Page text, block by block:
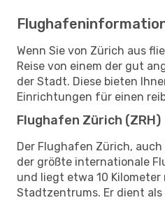
Wenn Sie von Zürich aus
Reise von einem der gut
der Stadt. Diese bieten
Einrichtungen für einen
Flughafen Zürich (ZRH)
Der Flughafen Zürich,
der größte internationale
und liegt etwa 10 Kilometer
Stadtzentrums. Er dient